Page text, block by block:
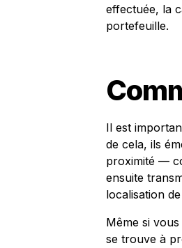
effectuée, la
portefeuille.
Il est
de cela, ils
proximité —
ensuite
localisation
Même si
se trouve à